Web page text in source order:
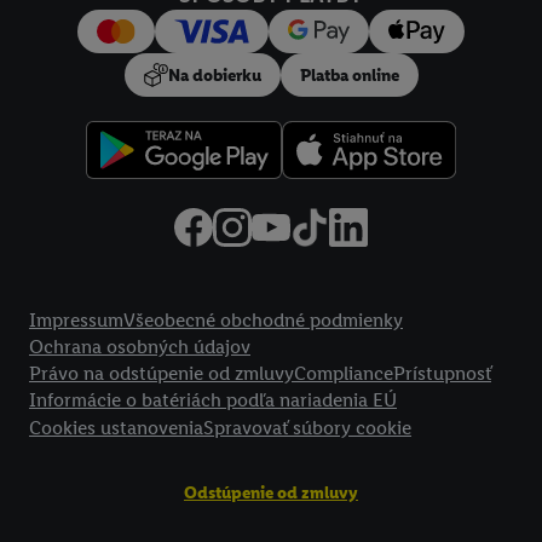
Na dobierku Platba online
ImpressumVšeobecné obchodné podmienky
Ochrana osobných údajov
Právo na odstúpenie od zmluvyCompliancePrístupnosť
Informácie o batériách podľa nariadenia EÚ
Cookies ustanoveniaSpravovať súbory cookie
Odstúpenie od zmluvy
používanie potrebných technológií. Kliknutím na "Súhlasím
vyjadríte súhlas so spracúvaním na všetky vyššie uvedené účely.
Ďalšie informácie vrátane informácií o dobe uchovávania
do budúcnosti nájdete v našich
zásadách ochrany osobných
.Imprint nájdete tu.